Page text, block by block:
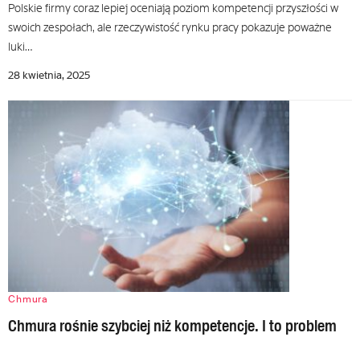
Polskie firmy coraz lepiej oceniają poziom kompetencji przyszłości w
swoich zespołach, ale rzeczywistość rynku pracy pokazuje poważne
luki…
28 kwietnia, 2025
Chmura
Chmura rośnie szybciej niż kompetencje. I to problem